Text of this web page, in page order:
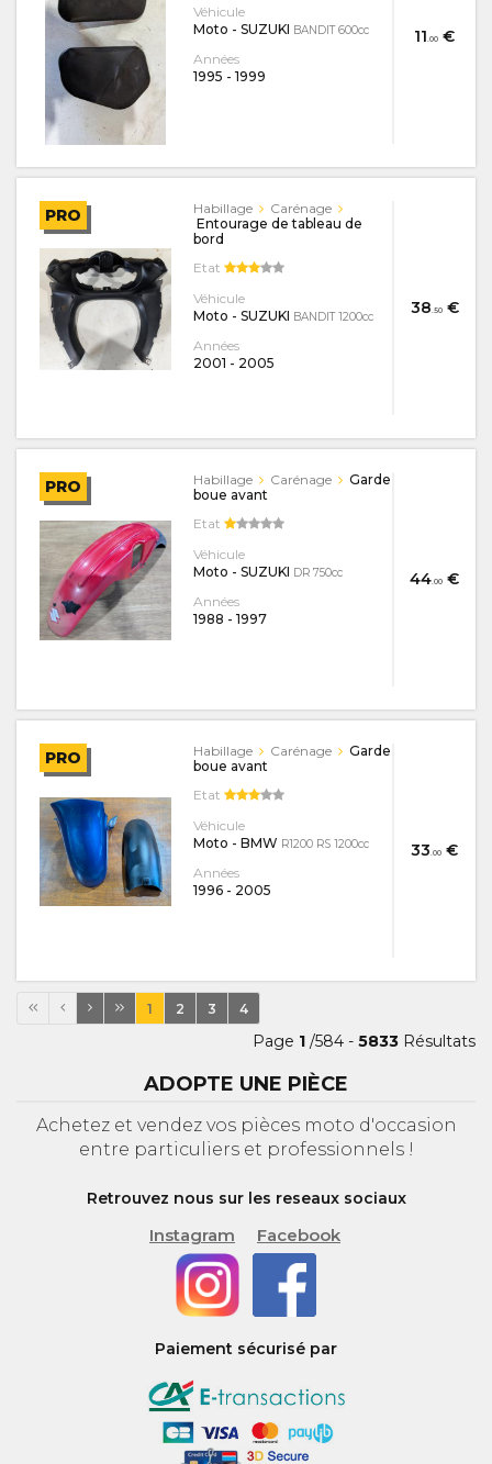
11.00 €
Véhicule
Moto - SUZUKI BANDIT 600cc
Années
1995 - 1999
PRO
38.50€
Habillage
Carénage
Entourage de tableau de
bord
Etat
Véhicule
Moto - SUZUKI BANDIT 1200cc
Années
2001 - 2005
PRO
44.00 €
Habillage Carénage
Garde
boue avant
Etat
Véhicule
Moto - SUZUKI DR 750cc
Années
1988 - 1997
PRO
33.00 €
Habillage Carénage
Garde
boue avant
Etat
Véhicule
Moto - BMW R1200 RS 1200cc
Années
1996 - 2005
1 2 3 4
Page 1 /584 - 5833 Résultats
ADOPTE UNE PIÈCE
Achetez et vendez vos pièces moto d'occasion
entre particuliers et professionnels !
Retrouvez nous sur les reseaux sociaux
Instagram Facebook
Paiement sécurisé par